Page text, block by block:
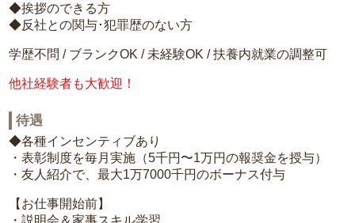
◆挨拶のできる方
◆反社との関与･犯罪歴のない方
学歴不問 / ブランクOK / 未経験OK / 扶養内就業の調整可
他社経験者も大歓迎！
待遇
◆各種インセンティブあり
・表彰制度を毎月実施（5千円〜1万円の報奨金を授与）
・友人紹介で、最大1万7000千円のボーナス付与
【お仕事開始前】